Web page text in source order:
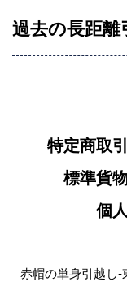
過去の長距離
特定商取
標準貨
個
赤帽の単身引越し-